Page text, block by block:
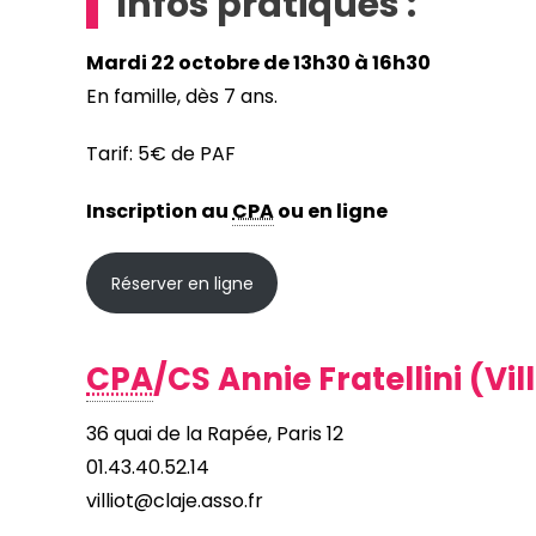
Mardi 22 octobre de 13h30 à 16h30
En famille, dès 7 ans.
Tarif: 5€ de PAF
Inscription auCPAou en ligne
Réserver en ligne
CPA/CS Annie Fratellini
36 quai de la Rapée, Paris 12
01.43.40.52.14
villiot@claje.asso.fr